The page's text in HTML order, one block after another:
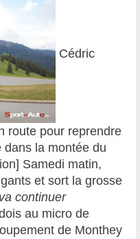
Cédric
route pour reprendre
dans la montée du
Samedi matin,
et sort la grosse
continuer
au micro de
de Monthey